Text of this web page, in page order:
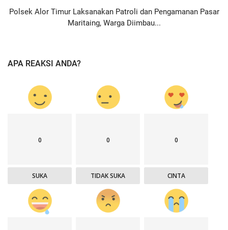
Polsek Alor Timur Laksanakan Patroli dan Pengamanan Pasar
Maritaing, Warga Diimbau...
APA REAKSI ANDA?
0
SUKA
0
TIDAK SUKA
0
CINTA